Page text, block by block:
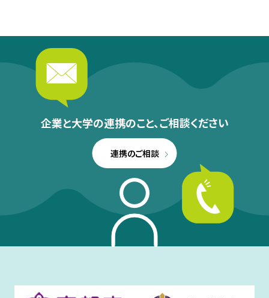
企業と大学の連携のこと、ご相談ください
連携のご相談